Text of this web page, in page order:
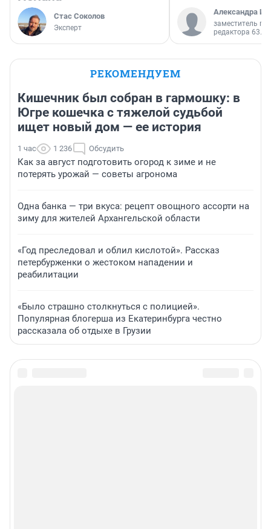
Стас Соколов
Эксперт
Александра
заместитель
редактора 63.RU
РЕКОМЕНДУЕМ
Кишечник был собран в гармошку: в
Югре кошечка с тяжелой судьбой
ищет новый дом — ее история
1 час 1 236 Обсудить
Как за август подготовить огород к зиме и не
потерять урожай — советы агронома
Одна банка — три вкуса: рецепт овощного ассорти на
зиму для жителей Архангельской области
«Год преследовал и облил кислотой». Рассказ
петербурженки о жестоком нападении и
реабилитации
«Было страшно столкнуться с полицией».
Популярная блогерша из Екатеринбурга честно
рассказала об отдыхе в Грузии